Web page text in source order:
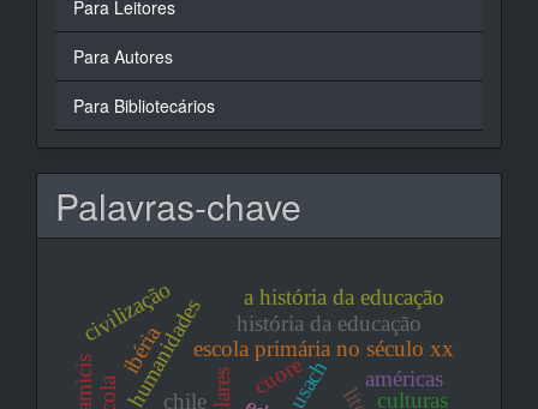
Para Leitores
Para Autores
Para Bibliotecários
Palavras-chave
escola primária no século xx
humanidades
chile usach
história da educação
cuore
civilização a história da educação
culturas
américas
ibéria